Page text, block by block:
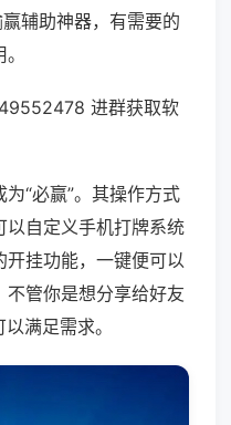
辅助神器，有需要的
进群获取软
“必赢”。其操作方式
以自定义手机打牌系统
挂功能，一键便可以
管你是想分享给好友
满足需求。